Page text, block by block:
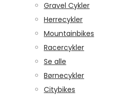
Gravel Cykler
Herrecykler
Mountainbikes
Racercykler
Se alle
Børnecykler
Citybikes